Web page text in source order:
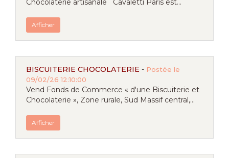
Chocolaterie artisanale Cavaletti Paris est...
Afficher
BISCUITERIE CHOCOLATERIE - Postée le
09/02/26 12:10:00
Vend Fonds de Commerce « d'une Biscuiterie et
Chocolaterie », Zone rurale, Sud Massif central,...
Afficher